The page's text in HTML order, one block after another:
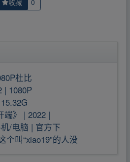
杜比
| 1080P
端》 | 2022 |
/电脑 | 官方下
个叫“xiao19”的人没